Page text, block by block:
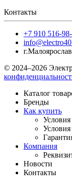
Контакты
+7 910 516-
© 2024–2026
Каталог
Бренды
Как купить
Условия
Компания
Новости
Контакты